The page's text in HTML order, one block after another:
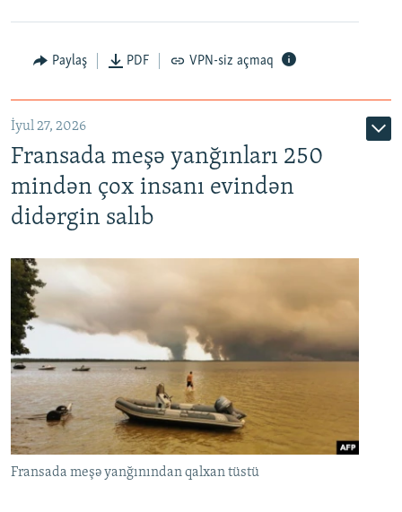
Paylaş PDF VPN-siz açmaq
İyul 27, 2026
Fransada meşə yanğınları 250
mindən çox insanı evindən
didərgin salıb
Fransada meşə yanğınından qalxan tüstü